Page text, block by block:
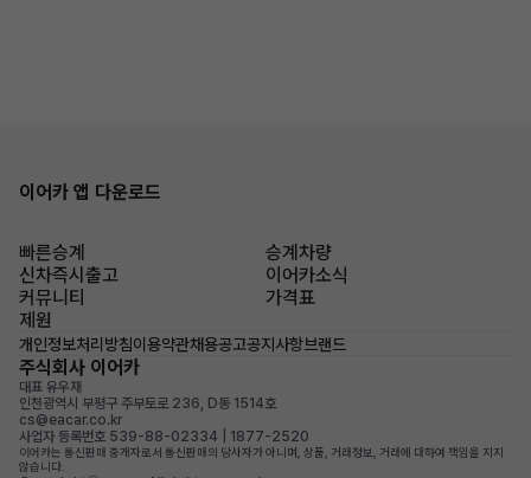
이어카 앱 다운로드
빠른승계
승계차량
신차즉시출고
이어카소식
커뮤니티
가격표
제원
개인정보처리방침이용약관채용공고공지사항브랜드
주식회사 이어카
대표 유우재
인천광역시 부평구 주부토로 236, D동 1514호
cs@eacar.co.kr
사업자 등록번호 539-88-02334 | 1877-2520
이어카는 통신판매 중개자로서 통신판매의 당사자가 아니며, 상품, 거래정보, 거래에 대하여 책임을 지지
않습니다.